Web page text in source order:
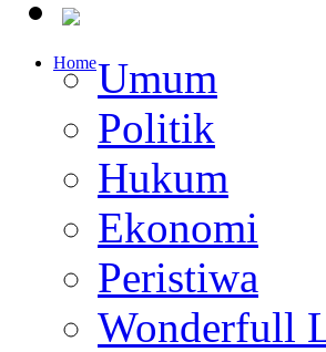
HomeUmum
Politik
Hukum
Ekonomi
Peristiwa
Wonderfull